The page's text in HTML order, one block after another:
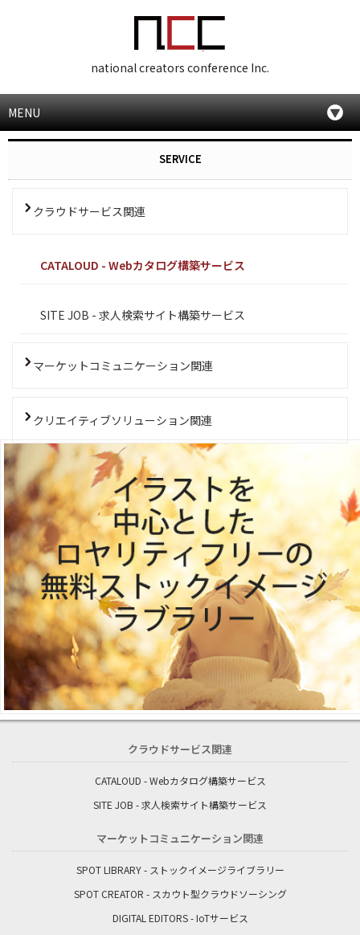
national creators conference Inc.
MENU
SERVICE
クラウドサービス関連
CATALOUD - Webカタログ構築サービス
SITE JOB - 求人検索サイト構築サービス
マーケットコミュニケーション関連
クリエイティブソリューション関連
クラウドサービス関連
CATALOUD - Webカタログ構築サービス
SITE JOB - 求人検索サイト構築サービス
マーケットコミュニケーション関連
SPOT LIBRARY - ストックイメージライブラリー
SPOT CREATOR - スカウト型クラウドソーシング
DIGITAL EDITORS - IoTサービス